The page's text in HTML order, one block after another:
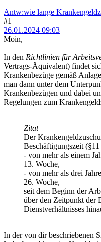
Antw:wie lange
#1
26.01.2024 09:03
Moin,
In den Richtlinien für
Vertrags-Äquivalent) findet
Krankenbezüge gemäß
man dann unter dem
Krankenbezügen und dabei
Regelungen zum
Zitat
Der
Beschäftigungszeit
- von mehr als einem
13. Woche,
- von mehr als drei
26. Woche,
seit dem Beginn der
über den Zeitpunkt der
Dienstverhältnisses
In der von dir beschriebenen